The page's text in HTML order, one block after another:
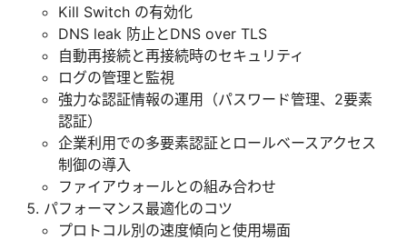
Kill Switch の有効化
DNS leak 防止とDNS over TLS
自動再接続と再接続時のセキュリティ
ログの管理と監視
強力な認証情報の運用（パスワード管理、2要素
認証）
企業利用での多要素認証とロールベースアクセス
制御の導入
ファイアウォールとの組み合わせ
パフォーマンス最適化のコツ
プロトコル別の速度傾向と使用場面